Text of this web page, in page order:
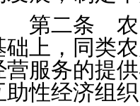
二条 农民
础上，同类
营服务的提
助性经济组